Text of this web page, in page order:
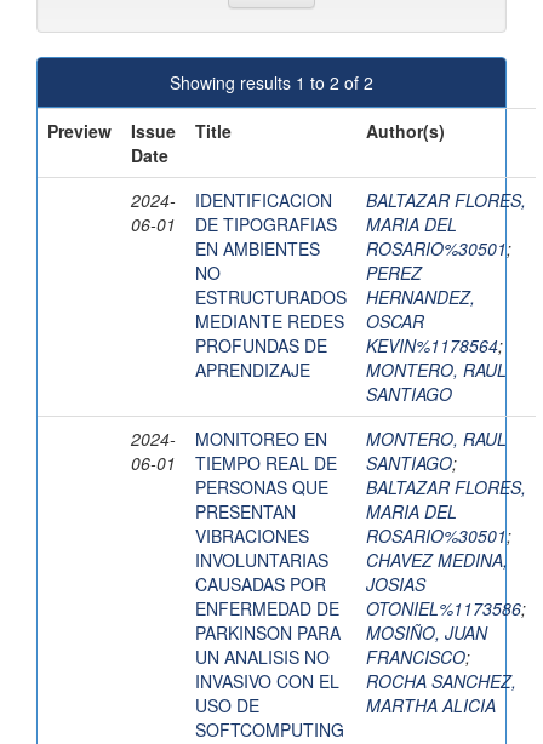
Showing results 1 to 2 of 2
Preview
Issue
Date
Title Author(s)
2024-
06-01
IDENTIFICACION
DE TIPOGRAFIAS
EN AMBIENTES
NO
ESTRUCTURADOS
MEDIANTE REDES
PROFUNDAS DE
APRENDIZAJE
BALTAZAR FLORES,
MARIA DEL
ROSARIO%30501;
PEREZ
HERNANDEZ,
OSCAR
KEVIN%1178564;
MONTERO, RAUL
SANTIAGO
2024-
06-01
MONITOREO EN
TIEMPO REAL DE
PERSONAS QUE
PRESENTAN
VIBRACIONES
INVOLUNTARIAS
CAUSADAS POR
ENFERMEDAD DE
PARKINSON PARA
UN ANALISIS NO
INVASIVO CON EL
USO DE
SOFTCOMPUTING
MONTERO, RAUL
SANTIAGO;
BALTAZAR FLORES,
MARIA DEL
ROSARIO%30501;
CHAVEZ MEDINA,
JOSIAS
OTONIEL%1173586;
MOSIÑO, JUAN
FRANCISCO;
ROCHA SANCHEZ,
MARTHA ALICIA